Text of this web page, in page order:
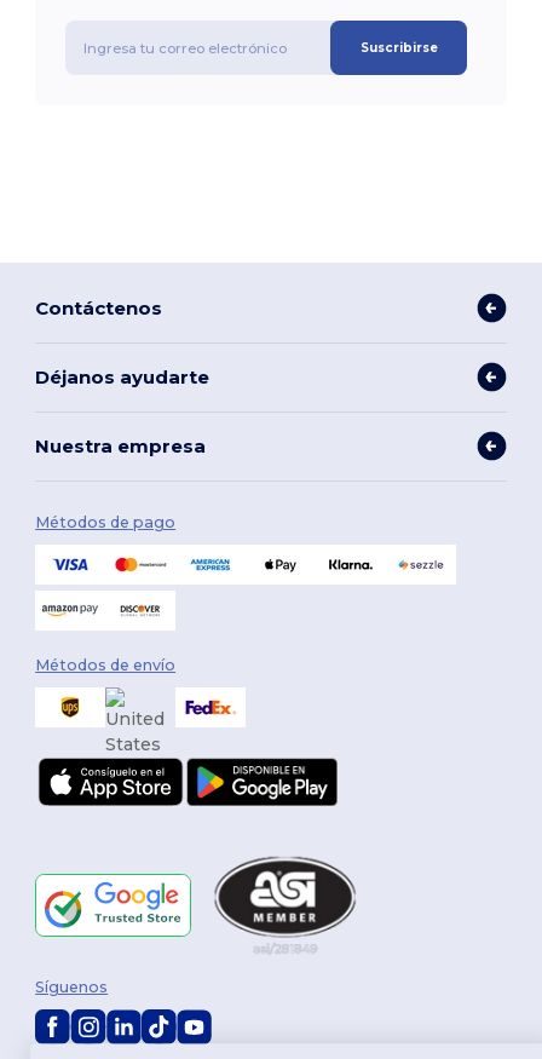
Suscribirse
Contáctenos
Déjanos ayudarte
Nuestra empresa
Métodos de pago
Métodos de envío
Síguenos